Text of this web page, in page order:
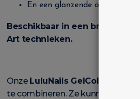
En een glanzende of matte
Beschikbaar in een breed
Art technieken.
Onze LuluNails GelColours
te combineren. Ze kunnen